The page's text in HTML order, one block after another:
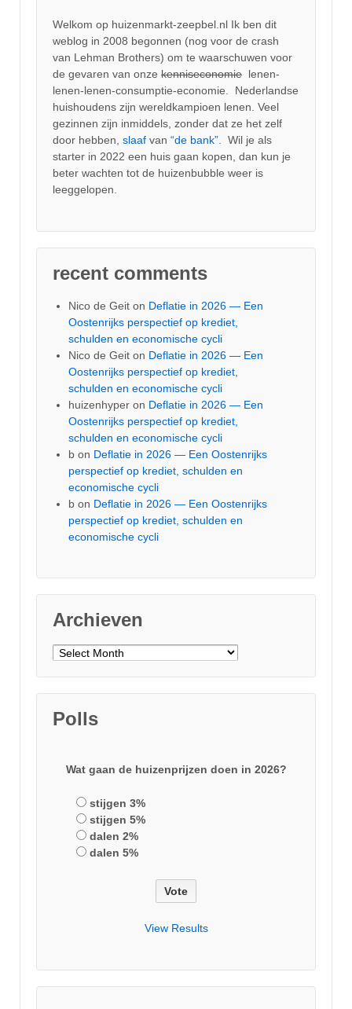
Welkom op huizenmarkt-zeepbel.nl Ik ben dit
weblog in 2008 begonnen (nog voor de crash
van Lehman Brothers) om te waarschuwen voor
de gevaren van onze kenniseconomie lenen-
lenen-lenen-consumptie-economie. Nederlandse
huishoudens zijn wereldkampioen lenen. Veel
gezinnen zijn inmiddels, zonder dat ze het zelf
door hebben, slaaf van “de bank”.
Wil je als
starter in 2022 een huis gaan kopen, dan kun je
beter wachten tot de huizenbubble weer is
leeggelopen.
recent comments
Nico de Geit on Deflatie in 2026 — Een
Oostenrijks perspectief op krediet,
schulden en economische cycli
Nico de Geit on Deflatie in 2026 — Een
Oostenrijks perspectief op krediet,
schulden en economische cycli
huizenhyper on Deflatie in 2026 — Een
Oostenrijks perspectief op krediet,
schulden en economische cycli
b on Deflatie in 2026 — Een Oostenrijks
perspectief op krediet, schulden en
economische cycli
b on Deflatie in 2026 — Een Oostenrijks
perspectief op krediet, schulden en
economische cycli
Archieven
Archieven
Polls
Wat gaan de huizenprijzen doen in 2026?
stijgen 3%
stijgen 5%
dalen 2%
dalen 5%
View Results